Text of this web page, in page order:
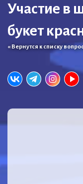
Участие в
букет
« Вернутся к списку